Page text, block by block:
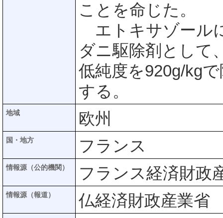
ことを命じた。
エトキサゾール
ダニ駆除剤として
低純度を920g/kg
する。
地域 欧州
国・地方 フランス
情報源（公的機関） フランス経済財政
情報源（報道） 仏経済財政産業省